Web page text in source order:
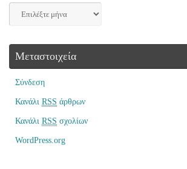
Μεταστοιχεία
Σύνδεση
Κανάλι RSS άρθρων
Κανάλι RSS σχολίων
WordPress.org